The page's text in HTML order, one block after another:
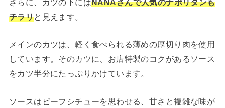
さらに、カツの下にはNANAさんで人気のナポリタンも
チラリと見えます。
メインのカツは、軽く食べられる薄めの厚切り肉を使用
しています。そのカツに、お店特製のコクがあるソース
をカツ半分にたっぷりかけています。
ソースはビーフシチューを思わせる、甘さと複雑な味が